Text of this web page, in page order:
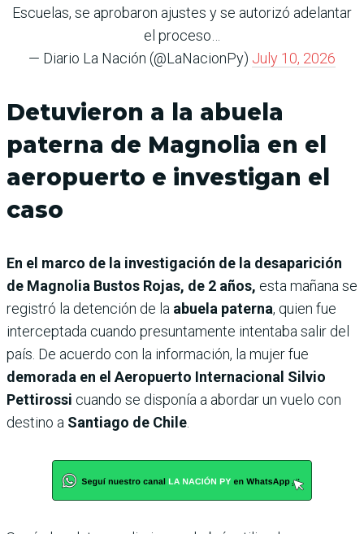
Escuelas, se aprobaron ajustes y se autorizó adelantar
el proceso…
— Diario La Nación (@LaNacionPy) July 10, 2026
Detuvieron a la abuela
paterna de Magnolia en el
aeropuerto e investigan el
caso
En el marco de la investigación de la desaparición
de Magnolia Bustos Rojas, de 2 años, esta mañana se
registró la detención de la abuela paterna, quien fue
interceptada cuando presuntamente intentaba salir del
país. De acuerdo con la información, la mujer fue
demorada en el Aeropuerto Internacional Silvio
Pettirossi cuando se disponía a abordar un vuelo con
destino a Santiago de Chile